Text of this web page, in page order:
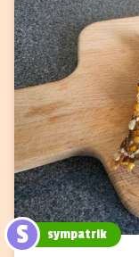
S sympatrik